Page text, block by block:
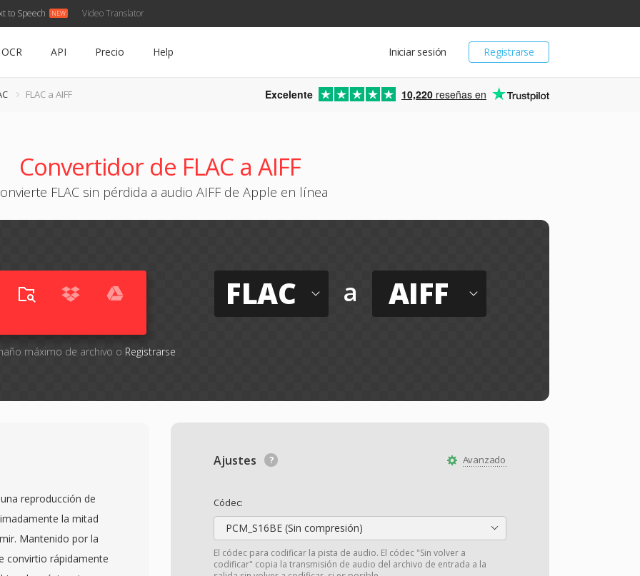
to Speech Video Translator
Registrarse
Iniciar sesión
OCR API Precio Help
FLAC a AIFF Excelente 10,220 reseñas en
Convertidor de FLAC a AIFF
FLAC sin pérdida a audio AIFF de Apple en línea
máximo de archivo o Registrarse
FLAC a AIFF
Avanzado
Ajustes
Códec:
PCM_S16BE (Sin compresión)
El códec para codificar la pista de audio. El códec "Sin volver a
codificar" copia la transmisión de audio del archivo de entrada a la
reproducción de
la mitad
Mantenido por la
convirtio rápidamente